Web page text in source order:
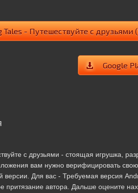
Tales - Путешествуйте с друзьями
Google
с друзьями - стоящая игрушка,
вам нужно верифицировать
версии. Для вас - Требуемая версия
притязание автора. Дальше оцените